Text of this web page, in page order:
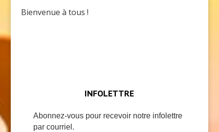
Bienvenue à tous !
INFOLETTRE
Abonnez-vous pour recevoir notre infolettre
par courriel.